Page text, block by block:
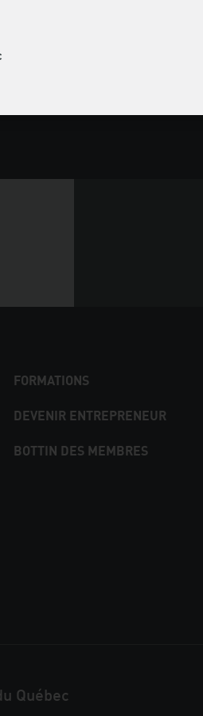
FORMATIONS
DEVENIR ENTREPRENEUR
BOTTIN DES MEMBRES
Québec